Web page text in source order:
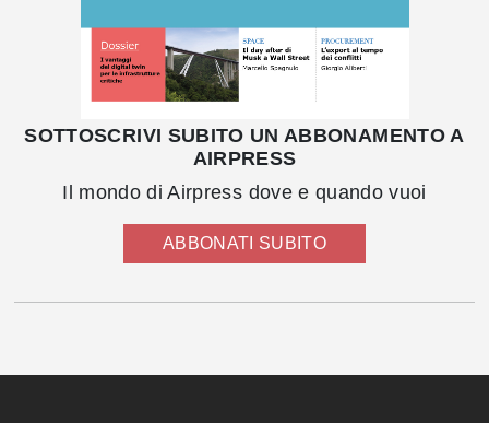
SOTTOSCRIVI SUBITO UN ABBONAMENTO A
AIRPRESS
Il mondo di Airpress dove e quando vuoi
ABBONATI SUBITO